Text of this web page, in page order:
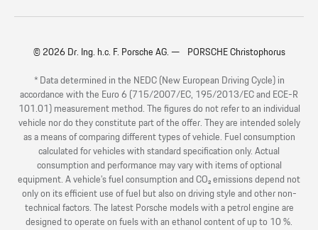
© 2026 Dr. Ing. h.c. F. Porsche AG. — PORSCHE Christophorus
* Data determined in the NEDC (New European Driving Cycle) in
accordance with the Euro 6 (715/2007/EC, 195/2013/EC and ECE-R
101.01) measurement method. The figures do not refer to an individual
vehicle nor do they constitute part of the offer. They are intended solely
as a means of comparing different types of vehicle. Fuel consumption
calculated for vehicles with standard specification only. Actual
consumption and performance may vary with items of optional
equipment. A vehicle’s fuel consumption and CO₂ emissions depend not
only on its efficient use of fuel but also on driving style and other non-
technical factors. The latest Porsche models with a petrol engine are
designed to operate on fuels with an ethanol content of up to 10 %.